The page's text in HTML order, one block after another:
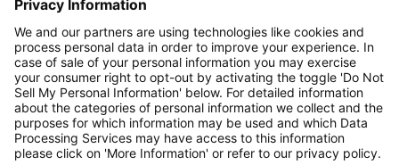
möglicherweise nicht mehr aktuell. Bei den für die
Economy Class angegebenen Tarifen handelt es
sich i.d.R. um Economy Zero, unsere restriktivste
Tarifoption. Es können hierfür zusätzliche Gebühren
fürAufgabegepäckoder für andere optionale
Leistungen anfallen. Es gelten dieAllgemeinen
Geschäftsbedingungen .